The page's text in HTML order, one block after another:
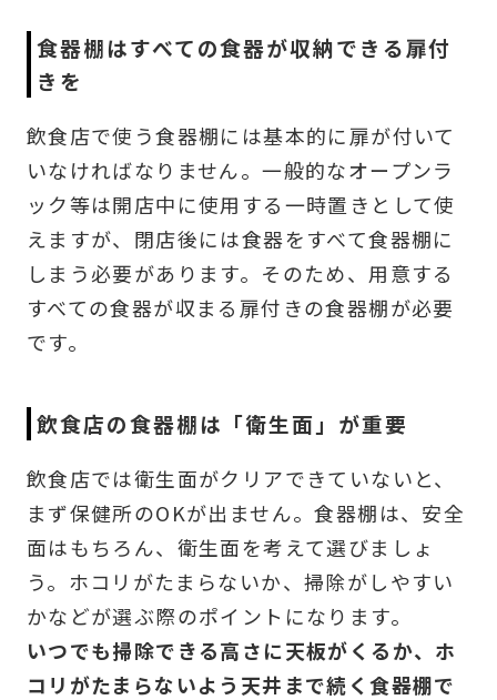
食器棚はすべての食器が収納できる扉付
きを
飲食店で使う食器棚には基本的に扉が付いて
いなければなりません。一般的なオープンラ
ック等は開店中に使用する一時置きとして使
えますが、閉店後には食器をすべて食器棚に
しまう必要があります。そのため、用意する
すべての食器が収まる扉付きの食器棚が必要
です。
飲食店の食器棚は「衛生面」が重要
飲食店では衛生面がクリアできていないと、
まず保健所のOKが出ません。食器棚は、安全
面はもちろん、衛生面を考えて選びましょ
う。ホコリがたまらないか、掃除がしやすい
かなどが選ぶ際のポイントになります。
いつでも掃除できる高さに天板がくるか、ホ
コリがたまらないよう天井まで続く食器棚で